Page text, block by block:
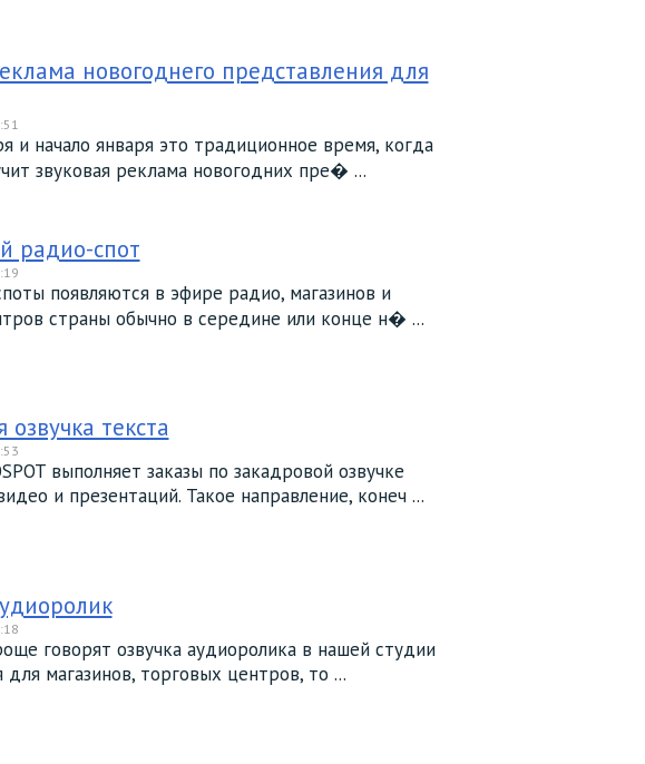
новогоднего представления для
и начало января это традиционное время, когда
звуковая реклама новогодних пре� ...
радио-спот
появляются в эфире радио, магазинов и
страны обычно в середине или конце н� ...
озвучка текста
выполняет заказы по закадровой озвучке
и презентаций. Такое направление, конеч ...
говорят озвучка аудиоролика в нашей студии
для магазинов, торговых центров, то ...